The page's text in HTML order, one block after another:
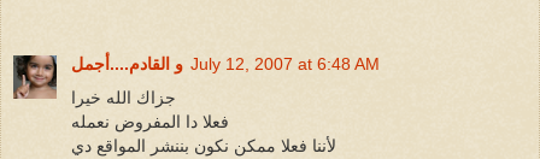
و القادم....أجمل July 12, 2007 at 6:48 AM
جزاك الله خيرا
فعلا دا المفروض نعمله
لأننا فعلا ممكن نكون بننشر المواقع دي